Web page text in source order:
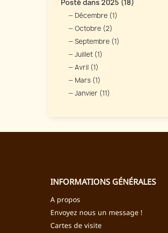
Posté dans 2025 (18)
Décembre (1)
Octobre (2)
Septembre (1)
Juillet (1)
Avril (1)
Mars (1)
Janvier (11)
INFORMATIONS GÉNÉRALES
A propos
Envoyez nous un message !
Cartes de visite